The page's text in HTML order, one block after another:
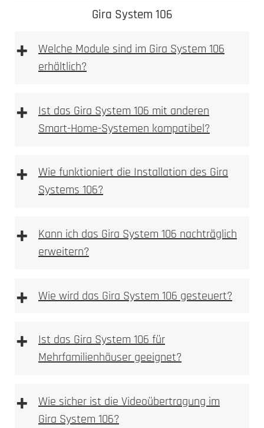
DoorBird D2100E
Gegensprechfunktion über die DoorBird App
Ideal für den Einsatz in kleineren Haushalten
D2100E
Gira System 106
+
Welche Module sind im Gira System 106
erhältlich?
+
Ist das Gira System 106 mit anderen
Smart-Home-Systemen kompatibel?
+
Wie funktioniert die Installation des Gira
Systems 106?
entfernen.
Montageschale befestigen.
Montageschale wieder montieren und
Ausrichtung erfolgt durch das Festdrehen der
+
Kann ich das Gira System 106 nachträglich
erweitern?
+ Wie wird das Gira System 106 gesteuert?
+
Ist das Gira System 106 für
Mehrfamilienhäuser geeignet?
+
Wie sicher ist die Videoübertragung im
Gira System 106?